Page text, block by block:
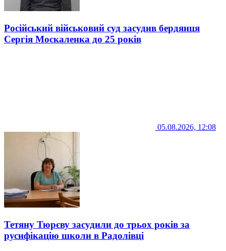
Російський військовий суд засудив бердянця
Сергія Москаленка до 25 років
05.08.2026, 12:08
Тетяну Тюрєву засудили до трьох років за
русифікацію школи в Радолівці